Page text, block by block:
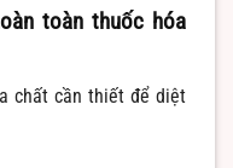
toàn thuốc hóa
chất cần thiết để diệt